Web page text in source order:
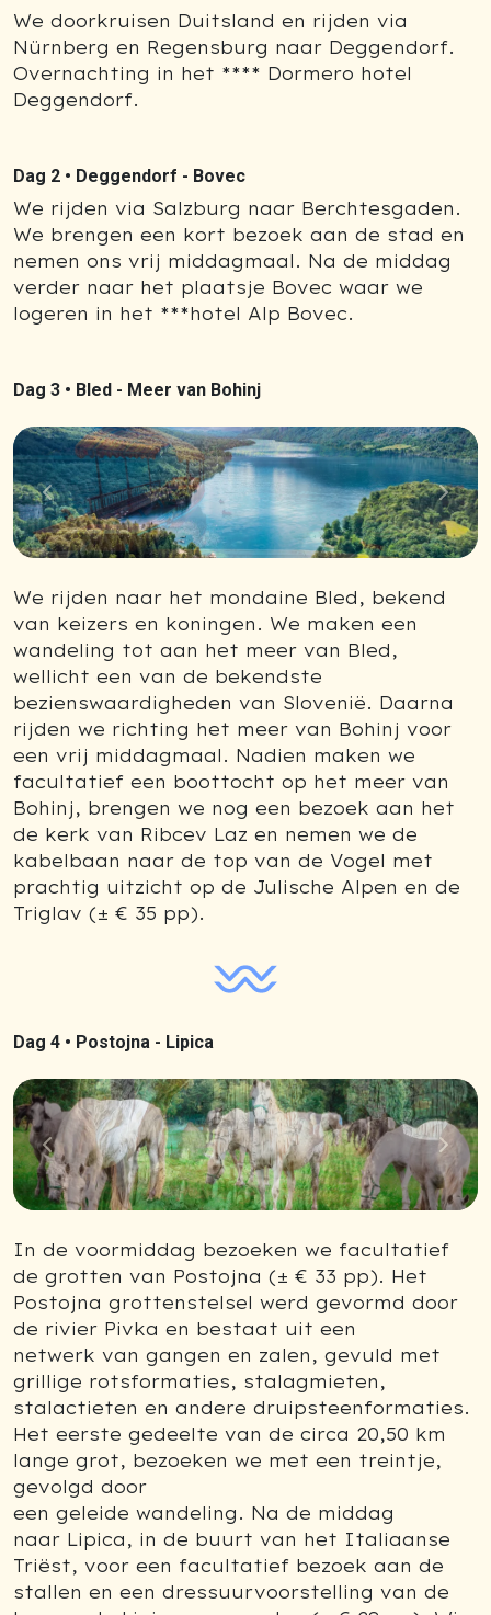
We doorkruisen Duitsland en rijden via
Nürnberg en Regensburg naar Deggendorf.
Overnachting in het **** Dormero hotel
Deggendorf.
Dag 2 • Deggendorf - Bovec
We rijden via Salzburg naar Berchtesgaden.
We brengen een kort bezoek aan de stad en
nemen ons vrij middagmaal. Na de middag
verder naar het plaatsje Bovec waar we
logeren in het ***hotel Alp Bovec.
Dag 3 • Bled - Meer van Bohinj
Previous Next
We rijden naar het mondaine Bled, bekend
van keizers en koningen. We maken een
wandeling tot aan het meer van Bled,
wellicht een van de bekendste
bezienswaardigheden van Slovenië. Daarna
rijden we richting het meer van Bohinj voor
een vrij middagmaal. Nadien maken we
facultatief een boottocht op het meer van
Bohinj, brengen we nog een bezoek aan het
de kerk van Ribcev Laz en nemen we de
kabelbaan naar de top van de Vogel met
prachtig uitzicht op de Julische Alpen en de
Triglav (± € 35 pp).
Dag 4 • Postojna - Lipica
Previous Next
In de voormiddag bezoeken we facultatief
de grotten van Postojna (± € 33 pp). Het
Postojna grottenstelsel werd gevormd door
de rivier Pivka en bestaat uit een
netwerk van gangen en zalen, gevuld met
grillige rotsformaties, stalagmieten,
stalactieten en andere druipsteenformaties.
Het eerste gedeelte van de circa 20,50 km
lange grot, bezoeken we met een treintje,
gevolgd door
een geleide wandeling. Na de middag
naar Lipica, in de buurt van het Italiaanse
Triëst, voor een facultatief bezoek aan de
stallen en een dressuurvoorstelling van de